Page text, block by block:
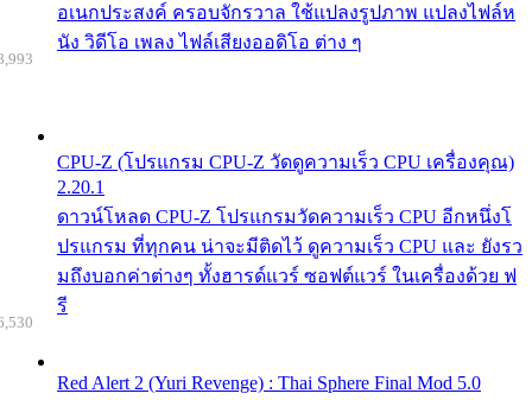
อเนกประสงค์ ครอบจักรวาล ใช้แปลงรูปภาพ แปลงไฟล์ห
นัง วิดีโอ เพลง ไฟล์เสียงออดิโอ ต่าง ๆ
CPU-Z (โปรแกรม CPU-Z วัดดูความเร็ว CPU เครื่องคุณ)
2.20.1
ดาวน์โหลด CPU-Z โปรแกรมวัดความเร็ว CPU อีกหนึ่งโ
ปรแกรม ที่ทุกคน น่าจะมีติดไว้ ดูความเร็ว CPU และ ยังรว
มถึงบอกค่าต่างๆ ทั้งฮารด์แวร์ ซอฟต์แวร์ ในเครื่องด้วย ฟ
รี
Red Alert 2 (Yuri Revenge) : Thai Sphere Final Mod 5.0